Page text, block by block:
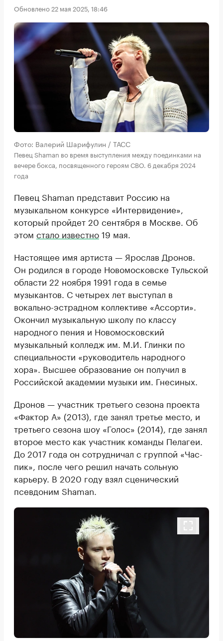
Обновлено 22 мая 2025, 18:46
Фото: Валерий Шарифулин / ТАСС
Певец Shaman во время выступления между поединками на
вечере бокса, посвященного героям СВО. 6 декабря 2024
года
Певец Shaman представит Россию на
музыкальном конкурсе «Интервидение»,
который пройдет 20 сентября в Москве. Об
этом стало известно19 мая.
Настоящее имя артиста — Ярослав Дронов.
Он родился в городе Новомосковске Тульской
области 22 ноября 1991 года в семье
музыкантов. С четырех лет выступал в
вокально-эстрадном коллективе «Ассорти».
Окончил музыкальную школу по классу
народного пения и Новомосковский
музыкальный колледж им. М.И. Глинки по
специальности «руководитель народного
хора». Высшее образование он получил в
Российской академии музыки им. Гнесиных.
Дронов — участник третьего сезона проекта
«Фактор А» (2013), где занял третье место, и
третьего сезона шоу «Голос» (2014), где занял
второе место как участник команды Пелагеи.
До 2017 года он сотрудничал с группой «Час-
пик», после чего решил начать сольную
карьеру. В 2020 году взял сценический
псевдоним Shaman.